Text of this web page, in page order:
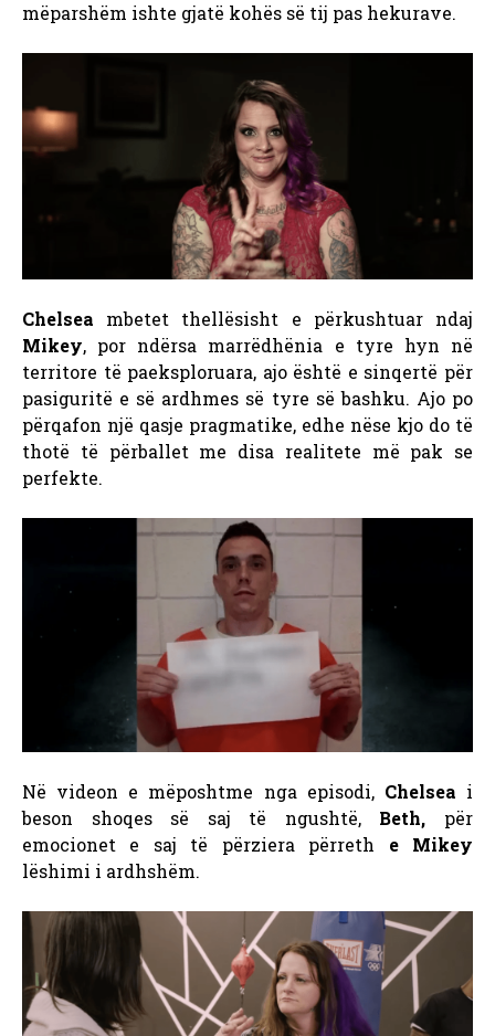
mëparshëm ishte gjatë kohës së tij pas hekurave.
Chelsea mbetet thellësisht e përkushtuar ndaj
Mikey, por ndërsa marrëdhënia e tyre hyn në
territore të paeksploruara, ajo është e sinqertë për
pasiguritë e së ardhmes së tyre së bashku. Ajo po
përqafon një qasje pragmatike, edhe nëse kjo do të
thotë të përballet me disa realitete më pak se
perfekte.
Në videon e mëposhtme nga episodi, Chelsea i
beson shoqes së saj të ngushtë, Beth, për
emocionet e saj të përziera përreth e Mikey
lëshimi i ardhshëm.